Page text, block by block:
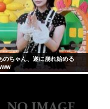
のちゃん、遂に崩れ始める